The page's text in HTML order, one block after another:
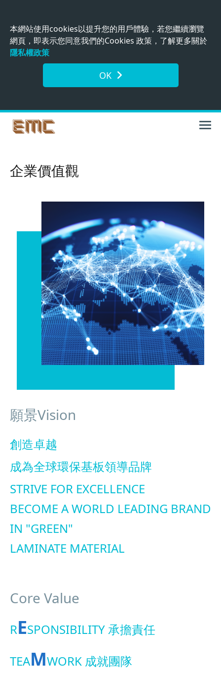
本網站使用cookies以提升您的用戶體驗，若您繼續瀏覽
網頁，即表示您同意我們的Cookies 政策，了解更多關於
隱私權政策
OK
企業價值觀
願景Vision
創造卓越
成為全球環保基板領導品牌
STRIVE FOR EXCELLENCE
BECOME A WORLD LEADING BRAND
IN "GREEN"
LAMINATE MATERIAL
Core Value
RESPONSIBILITY 承擔責任
TEAMWORK 成就團隊